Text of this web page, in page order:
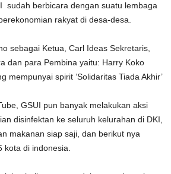
sudah berbicara dengan suatu lembaga
rakyat di desa-desa.
sebagai Ketua, Carl Ideas Sekretaris,
dan para Pembina yaitu: Harry Koko
mempunyai spirit ‘Solidaritas Tiada Akhir’
GSUI pun banyak melakukan aksi
disinfektan ke seluruh kelurahan di DKI,
makanan siap saji, dan berikut nya
kota di indonesia.